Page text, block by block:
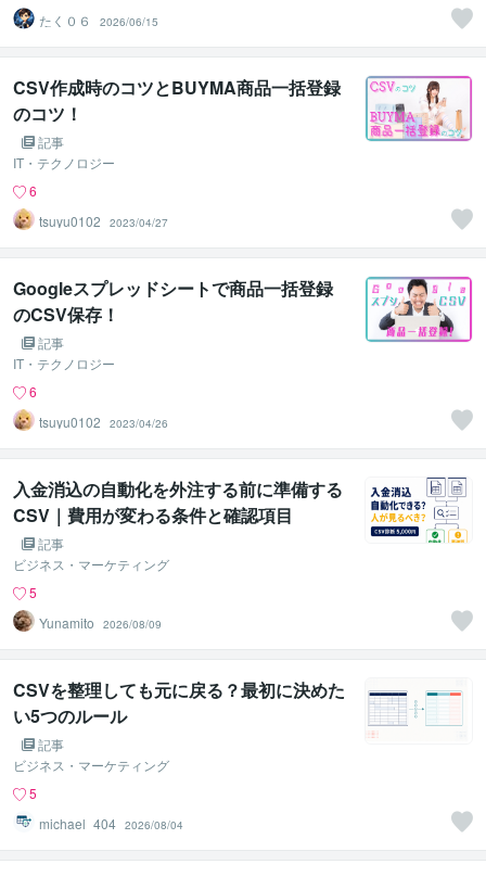
たく０６
2026/06/15
CSV作成時のコツとBUYMA商品一括登録
のコツ！
記事
IT・テクノロジー
6
tsuyu0102
2023/04/27
Googleスプレッドシートで商品一括登録
のCSV保存！
記事
IT・テクノロジー
6
tsuyu0102
2023/04/26
入金消込の自動化を外注する前に準備する
CSV｜費用が変わる条件と確認項目
記事
ビジネス・マーケティング
5
Yunamito
2026/08/09
CSVを整理しても元に戻る？最初に決めた
い5つのルール
記事
ビジネス・マーケティング
5
michael_404 2026/08/04